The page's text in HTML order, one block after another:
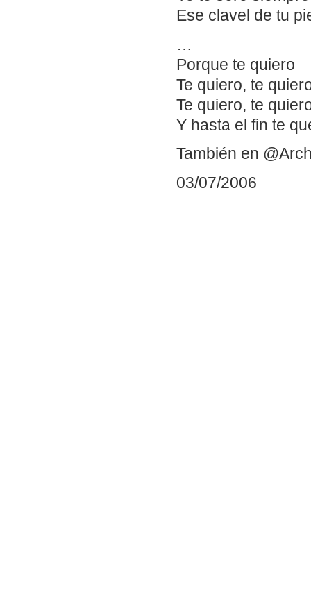
Ese clavel de tu
…
Porque te quiero
Te quiero, te
Te quiero, te
Y hasta el fin te
También en
03/07/2006